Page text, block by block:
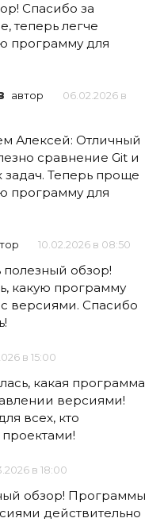
Спасибо за
теперь легче
программу для
автор
06.02.2026 в
Алексей: Отличный
сравнение Git и
Теперь проще
программу для
10.02.2026 в 08:50
обзор!
какую программу
версиями. Спасибо
в 15:00
какая программа
версиями!
всех, кто
в 18:00
обзор! Программы
действительно